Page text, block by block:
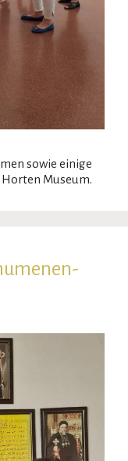
sowie einige
Horten Museum.